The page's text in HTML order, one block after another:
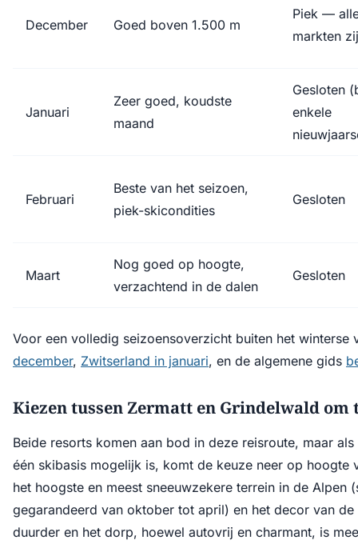
December Goed boven 1.500 m
Piek —
markten
Januari
Zeer goed, koudste
maand
Gesloten
enkele
Februari
Beste van het seizoen,
piek-skicondities
Gesloten
Maart
Nog goed op hoogte,
verzachtend in de dalen
Gesloten
Voor een volledig seizoensoverzicht buiten het winterse
december, Zwitserland in januari, en de algemene gids
Kiezen tussen Zermatt en Grindelwald om
Beide resorts komen aan bod in deze reisroute, maar
één skibasis mogelijk is, komt de keuze neer op hoogte
het hoogste en meest sneeuwzekere terrein in de Alpen
gegarandeerd van oktober tot april) en het decor van
duurder en het dorp, hoewel autovrij en charmant, is